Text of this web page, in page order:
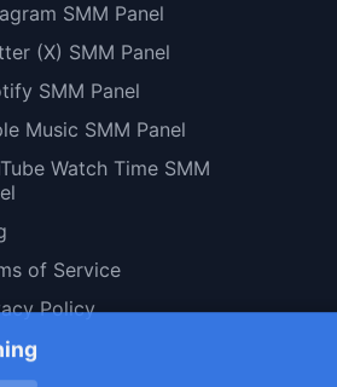
SMM Panel
(X) SMM Panel
SMM Panel
Music SMM Panel
Watch Time SMM
of Service
Policy